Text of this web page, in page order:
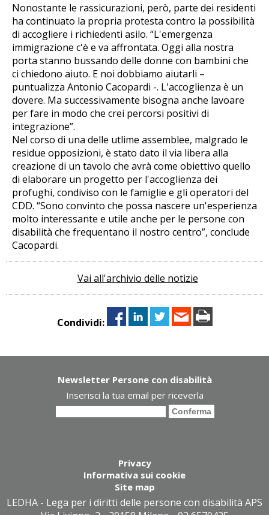
Nonostante le rassicurazioni, però, parte dei residenti
ha continuato la propria protesta contro la possibilità
di accogliere i richiedenti asilo. “L'emergenza
immigrazione c'è e va affrontata. Oggi alla nostra
porta stanno bussando delle donne con bambini che
ci chiedono aiuto. E noi dobbiamo aiutarli –
puntualizza Antonio Cacopardi -. L'accoglienza è un
dovere. Ma successivamente bisogna anche lavoare
per fare in modo che crei percorsi positivi di
integrazione”.
Nel corso di una delle utlime assemblee, malgrado le
residue opposizioni, è stato dato il via libera alla
creazione di un tavolo che avrà come obiettivo quello
di elaborare un progetto per l'accoglienza dei
profughi, condiviso con le famiglie e gli operatori del
CDD. “Sono convinto che possa nascere un'esperienza
molto interessante e utile anche per le persone con
disabilità che frequentano il nostro centro”, conclude
Cacopardi.
Vai all'archivio delle notizie
Condividi:
Newsletter Persone con disabilità
Inserisci la tua email per riceverla
Privacy
Informativa sui cookie
Site map
LEDHA - Lega per i diritti delle persone con disabilità APS